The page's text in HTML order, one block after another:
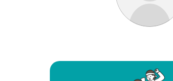
関東
中国